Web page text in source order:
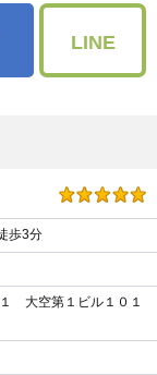
LINE
歩3分
大空第１ビル１０１